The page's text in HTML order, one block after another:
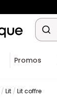
Promos
Lit Lit coffre